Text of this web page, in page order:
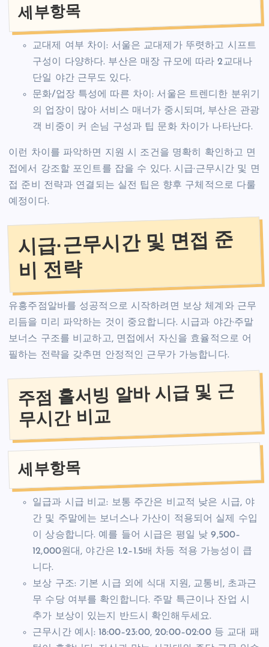
세부항목
교대제 여부 차이: 서울은 교대제가 뚜렷하고 시프트
구성이 다양하다. 부산은 매장 규모에 따라 2교대나
단일 야간 근무도 있다.
문화/업장 특성에 따른 차이: 서울은 트렌디한 분위기
의 업장이 많아 서비스 매너가 중시되며, 부산은 관광
객 비중이 커 손님 구성과 팁 문화 차이가 나타난다.
이런 차이를 파악하면 지원 시 조건을 명확히 확인하고 면
접에서 강조할 포인트를 잡을 수 있다. 시급·근무시간 및 면
접 준비 전략과 연결되는 실전 팁은 향후 구체적으로 다룰
예정이다.
시급·근무시간 및 면접 준
비 전략
유흥주점알바를 성공적으로 시작하려면 보상 체계와 근무
리듬을 미리 파악하는 것이 중요합니다. 시급과 야간·주말
보너스 구조를 비교하고, 면접에서 자신을 효율적으로 어
필하는 전략을 갖추면 안정적인 근무가 가능합니다.
주점 홀서빙 알바 시급 및 근
무시간 비교
세부항목
일급과 시급 비교: 보통 주간은 비교적 낮은 시급, 야
간 및 주말에는 보너스나 가산이 적용되어 실제 수입
이 상승합니다. 예를 들어 시급은 평일 낮 9,500–
12,000원대, 야간은 1.2–1.5배 차등 적용 가능성이 큽
니다.
보상 구조: 기본 시급 외에 식대 지원, 교통비, 초과근
무 수당 여부를 확인합니다. 주말 특근이나 잔업 시
추가 보상이 있는지 반드시 확인해두세요.
근무시간 예시: 18:00–23:00, 20:00–02:00 등 교대 패